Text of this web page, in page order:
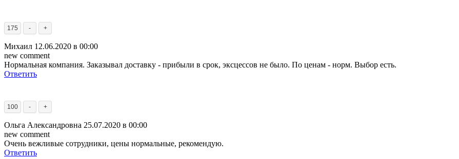
175 - +
Михаил 12.06.2020 в 00:00
new comment
Нормальная компания. Заказывал доставку - прибыли в срок, эксцессов не было. По ценам - норм. Выбор есть.
Ответить
100 - +
Ольга Александровна 25.07.2020 в 00:00
new comment
Очень вежливые сотрудники, цены нормальные, рекомендую.
Ответить